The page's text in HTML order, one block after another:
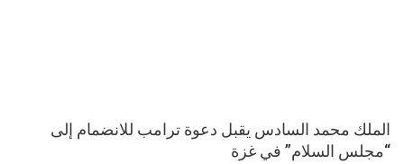
الملك محمد السادس يقبل دعوة ترامب للانضمام إلى
“مجلس السلام” في غزة